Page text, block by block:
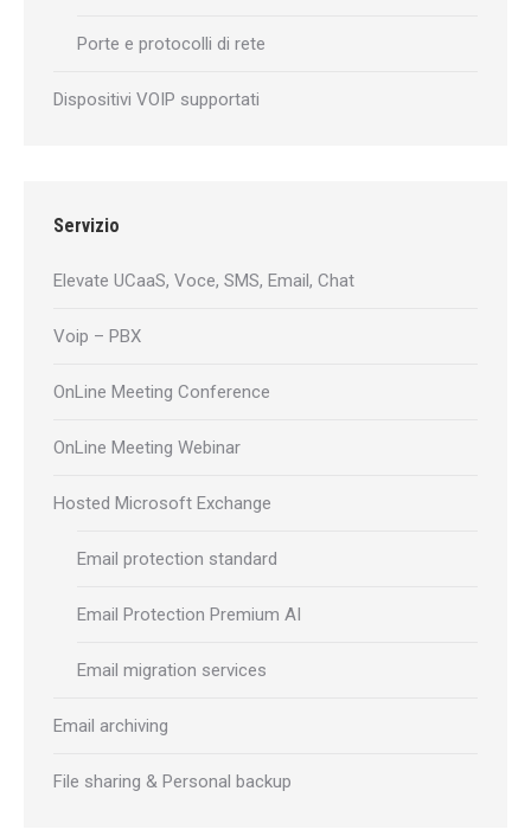
Porte e protocolli di rete
Dispositivi VOIP supportati
Servizio
Elevate UCaaS, Voce, SMS, Email, Chat
Voip – PBX
OnLine Meeting Conference
OnLine Meeting Webinar
Hosted Microsoft Exchange
Email protection standard
Email Protection Premium AI
Email migration services
Email archiving
File sharing & Personal backup